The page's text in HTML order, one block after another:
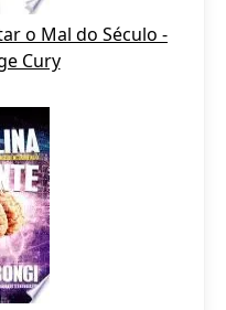
o Mal do Século -
Cury